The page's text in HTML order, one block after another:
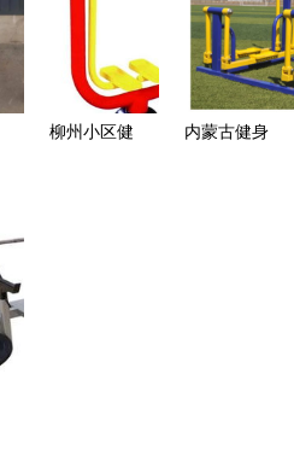
造家庭与商
用健身新体
验
柳州小区健
内蒙古健身